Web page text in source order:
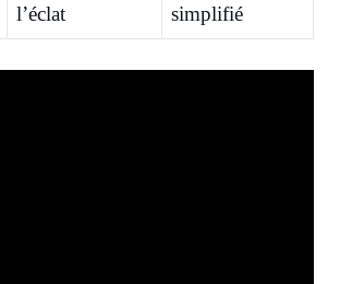
l’éclat
simplifié